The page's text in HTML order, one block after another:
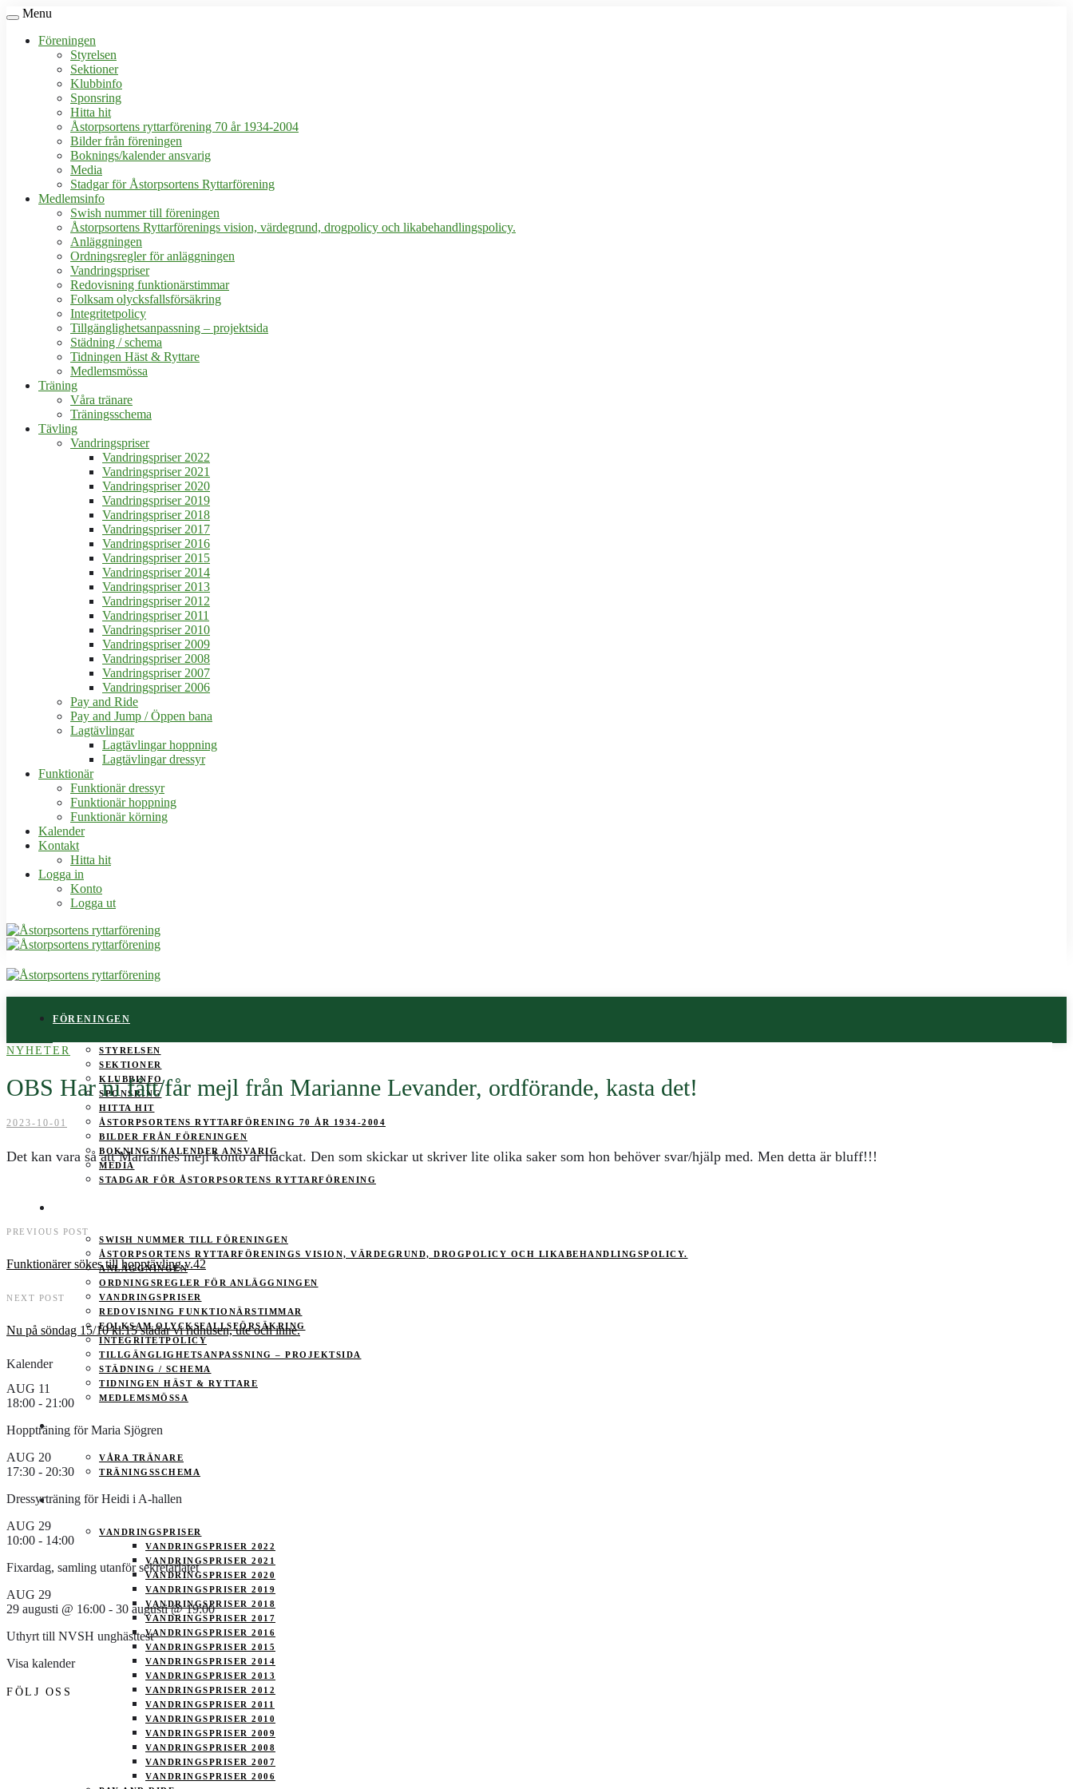
Menu
Föreningen
Styrelsen
Sektioner
Klubbinfo
Sponsring
Hitta hit
Åstorpsortens ryttarförening 70 år 1934-2004
Bilder från föreningen
Boknings/kalender ansvarig
Media
Stadgar för Åstorpsortens Ryttarförening
Medlemsinfo
Swish nummer till föreningen
Åstorpsortens Ryttarförenings vision, värdegrund, drogpolicy och likabehandlingspolicy.
Anläggningen
Ordningsregler för anläggningen
Vandringspriser
Redovisning funktionärstimmar
Folksam olycksfallsförsäkring
Integritetpolicy
Tillgänglighetsanpassning – projektsida
Städning / schema
Tidningen Häst & Ryttare
Medlemsmössa
Träning
Våra tränare
Träningsschema
Tävling
Vandringspriser
Vandringspriser 2022
Vandringspriser 2021
Vandringspriser 2020
Vandringspriser 2019
Vandringspriser 2018
Vandringspriser 2017
Vandringspriser 2016
Vandringspriser 2015
Vandringspriser 2014
Vandringspriser 2013
Vandringspriser 2012
Vandringspriser 2011
Vandringspriser 2010
Vandringspriser 2009
Vandringspriser 2008
Vandringspriser 2007
Vandringspriser 2006
Pay and Ride
Pay and Jump / Öppen bana
Lagtävlingar
Lagtävlingar hoppning
Lagtävlingar dressyr
Funktionär
Funktionär dressyr
Funktionär hoppning
Funktionär körning
Kalender
Kontakt
Hitta hit
Logga in
Konto
Logga ut
FÖRENINGEN
STYRELSEN
SEKTIONER
KLUBBINFO
SPONSRING
HITTA HIT
ÅSTORPSORTENS RYTTARFÖRENING 70 ÅR 1934-2004
BILDER FRÅN FÖRENINGEN
BOKNINGS/KALENDER ANSVARIG
MEDIA
STADGAR FÖR ÅSTORPSORTENS RYTTARFÖRENING
SWISH NUMMER TILL FÖRENINGEN
ÅSTORPSORTENS RYTTARFÖRENINGS VISION, VÄRDEGRUND, DROGPOLICY OCH LIKABEHANDLINGSPOLICY.
ANLÄGGNINGEN
ORDNINGSREGLER FÖR ANLÄGGNINGEN
VANDRINGSPRISER
REDOVISNING FUNKTIONÄRSTIMMAR
FOLKSAM OLYCKSFALLSFÖRSÄKRING
INTEGRITETPOLICY
TILLGÄNGLIGHETSANPASSNING – PROJEKTSIDA
STÄDNING / SCHEMA
TIDNINGEN HÄST & RYTTARE
MEDLEMSMÖSSA
TRÄNING
VÅRA TRÄNARE
TRÄNINGSSCHEMA
TÄVLING
VANDRINGSPRISER
VANDRINGSPRISER 2022
VANDRINGSPRISER 2021
VANDRINGSPRISER 2020
VANDRINGSPRISER 2019
VANDRINGSPRISER 2018
VANDRINGSPRISER 2017
VANDRINGSPRISER 2016
VANDRINGSPRISER 2015
VANDRINGSPRISER 2014
VANDRINGSPRISER 2013
VANDRINGSPRISER 2012
VANDRINGSPRISER 2011
VANDRINGSPRISER 2010
VANDRINGSPRISER 2009
VANDRINGSPRISER 2008
VANDRINGSPRISER 2007
VANDRINGSPRISER 2006
NYHETER
OBS Har ni fått/får mejl från Marianne Levander, ordförande, kasta det!
2023-10-01
Det kan vara så att Mariannes mejl konto är hackat. Den som skickar ut skriver lite olika saker som hon behöver svar/hjälp med. Men detta är bluff!!!
PREVIOUS POST
Funktionärer sökes till hopptävling v.42
NEXT POST
Nu på söndag 15/10 kl.15 städar vi ridhusen, ute och inne.
Kalender
AUG 11
18:00 - 21:00
Hoppträning för Maria Sjögren
AUG 20
17:30 - 20:30
Dressyrträning för Heidi i A-hallen
AUG 29
10:00 - 14:00
Fixardag, samling utanför sekretariatet
AUG 29
29 augusti @ 16:00 - 30 augusti @ 19:00
Uthyrt till NVSH unghästtest
Visa kalender
FÖLJ OSS